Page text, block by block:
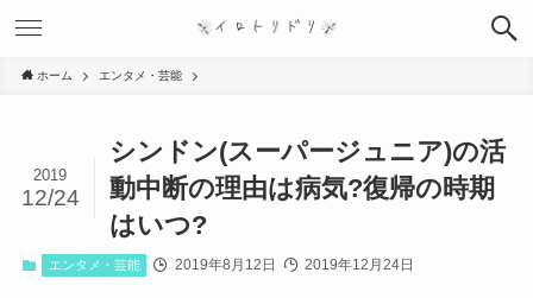
ホーム エンタメ・芸能
シンドン(スーパージュニア)の活
動中断の理由は病気?復帰の時期
はいつ?
2019
12/24
エンタメ・芸能 2019年8月12日 2019年12月24日